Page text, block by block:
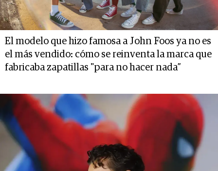
El modelo que hizo famosa a John Foos ya no es
el más vendido: cómo se reinventa la marca que
fabricaba zapatillas "para no hacer nada”